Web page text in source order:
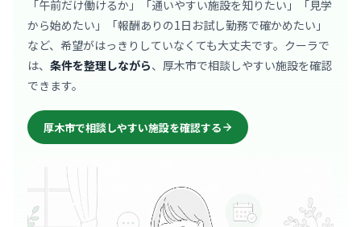
「午前だけ働けるか」「通いやすい施設を知りたい」「見学
から始めたい」「報酬ありの1日お試し勤務で確かめたい」
など、希望がはっきりしていなくても大丈夫です。クーラで
は、 条件を整理しながら、厚木市で相談しやすい施設を確認
できます。
厚木市で相談しやすい施設を確認する